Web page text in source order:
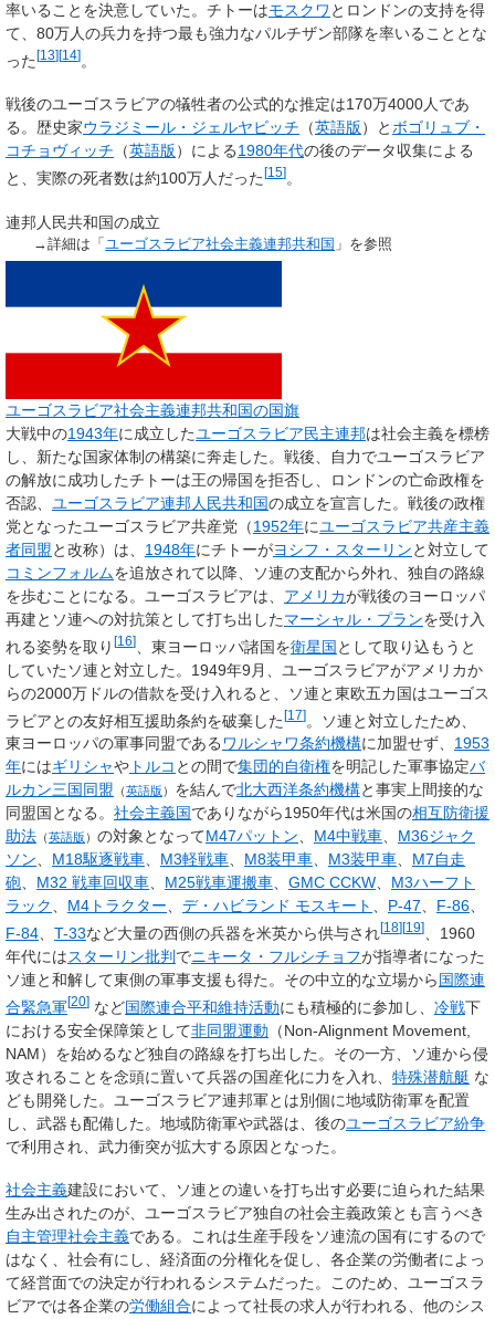
率いることを決意していた。チトーはモスクワ とロンドンの支持を得
て、80万人の兵力を持つ最も強力なパルチザン部隊を率いることとな
った [13][14] 。
戦後のユーゴスラビアの犠牲者の公式的な推定は170万4000人であ
る。歴史家ウラジミール・ジェルヤビッチ （英語版）とボゴリュブ・
コチョヴィッチ （英語版）による1980年代の後のデータ収集による
と、実際の死者数は約100万人だった [15] 。
連邦人民共和国の成立
→詳細は「 ユーゴスラビア社会主義連邦共和国 」を参照
ユーゴスラビア社会主義連邦共和国の国旗
大戦中の1943年に成立したユーゴスラビア民主連邦は社会主義を標榜
し、新たな国家体制の構築に奔走した。戦後、自力でユーゴスラビア
の解放に成功したチトーは王の帰国を拒否し、ロンドンの亡命政権を
否認、 ユーゴスラビア連邦人民共和国の成立を宣言した。戦後の政権
党となったユーゴスラビア共産党（1952年にユーゴスラビア共産主義
者同盟と改称）は、 1948年にチトーがヨシフ・スターリンと対立して
コミンフォルムを追放されて以降、ソ連の支配から外れ、独自の路線
を歩むことになる。ユーゴスラビアは、 アメリカが戦後のヨーロッパ
再建とソ連への対抗策として打ち出したマーシャル・プランを受け入
れる姿勢を取り [16] 、東ヨーロッパ諸国を衛星国 として取り込もうと
していたソ連と対立した。1949年9月、ユーゴスラビアがアメリカか
らの2000万ドルの借款を受け入れると、ソ連と東欧五カ国はユーゴス
ラビアとの友好相互援助条約を破棄した[17]。ソ連と対立したため、
東ヨーロッパの軍事同盟であるワルシャワ条約機構に加盟せず、 1953
年にはギリシャや トルコ との間で集団的自衛権を明記した軍事協定バ
ルカン三国同盟 （英語版 ） を結んで北大西洋条約機構と事実上間接的な
同盟国となる。 社会主義国でありながら1950年代は米国の相互防衛援
助法 （英語版 ） の対象となってM47パットン、 M4中戦車、 M36ジャク
ソン、 M18駆逐戦車、 M3軽戦車、 M8装甲車、 M3装甲車、 M7自走
砲、 M32 戦車回収車、 M25戦車運搬車、 GMC CCKW、 M3ハーフト
ラック、 M4トラクター、 デ・ハビランド モスキート 、 P-47、 F-86、
F-84
T-33など大量の西側の兵器を米英から供与され[18][19]
、1960
年代にはスターリン批判 でニキータ・フルシチョフが指導者になった
ソ連と和解して東側の軍事支援も得た。その中立的な立場から国際連
合緊急軍[20] など国際連合平和維持活動にも積極的に参加し、 冷戦下
における安全保障策として非同盟運動 （Non-Alignment Movement,
NAM）を始めるなど独自の路線を打ち出した。その一方、ソ連から侵
攻されることを念頭に置いて兵器の国産化に力を入れ、 特殊潜航艇 な
ども開発した。ユーゴスラビア連邦軍とは別個に地域防衛軍を配置
し、武器も配備した。地域防衛軍や武器は、後のユーゴスラビア紛争
で利用され、武力衝突が拡大する原因となった。
社会主義建設において、ソ連との違いを打ち出す必要に迫られた結果
生み出されたのが、ユーゴスラビア独自の社会主義政策とも言うべき
自主管理社会主義である。これは生産手段をソ連流の国有にするので
はなく、社会有にし、経済面の分権化を促し、各企業の労働者によっ
て経営面での決定が行われるシステムだった。このため、ユーゴスラ
ビアでは各企業の労働組合によって社長の求人が行われる、他のシス